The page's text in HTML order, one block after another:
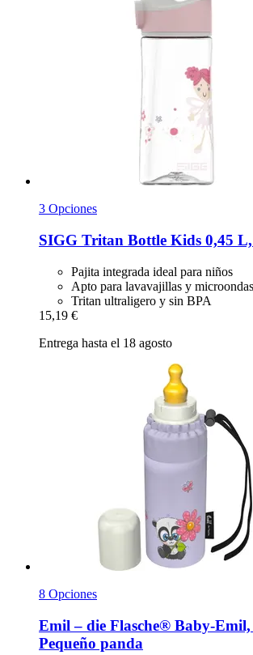
3 Opciones
SIGG Tritan Bottle Kids 0,45
Pajita integrada ideal para niños
Apto para lavavajillas y microondas
Tritan ultraligero y sin BPA
15,19 €
Entrega hasta el 18 agosto
8 Opciones
Emil – die Flasche® Baby-​Emil,
Pequeño panda